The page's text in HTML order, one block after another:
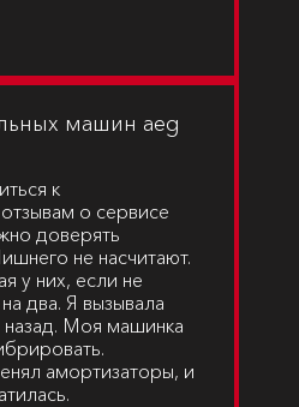
машин aeg
к
о сервисе
доверять
не насчитают.
у них, если не
два. Я вызывала
Моя машинка
амортизаторы, и